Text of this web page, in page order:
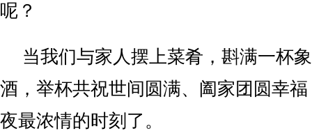
呢？
当我们与家人摆上菜肴，斟满一杯
酒，举杯共祝世间圆满、阖家团圆幸
夜最浓情的时刻了。